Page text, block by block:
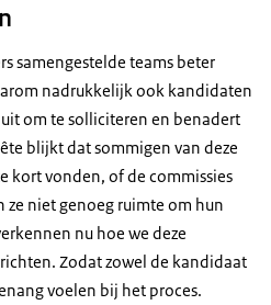
samengestelde teams beter
nadrukkelijk ook kandidaten
om te solliciteren en benadert
blijkt dat sommigen van deze
kort vonden, of de commissies
niet genoeg ruimte om hun
nu hoe we deze
Zodat zowel de kandidaat
voelen bij het proces.